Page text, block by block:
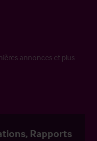
annonces et plus
Rapports